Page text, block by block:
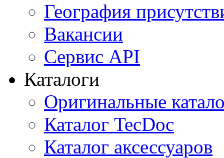
География
Вакансии
Сервис API
Каталоги
Оригинальные
Каталог TecDoc
Каталог аксессуаров